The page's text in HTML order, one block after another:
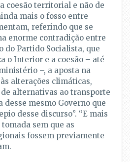
coesão territorial e não de
mais o fosso entre
referindo que se
enorme contradição entre
do Partido Socialista, que
o Interior e a coesão – até
–, a aposta na
alterações climáticas,
alternativas ao transporte
desse mesmo Governo que
desse discurso”. “E mais
sem que as
fossem previamente